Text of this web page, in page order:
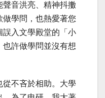
音洪亮、精神抖擻
學問，也熱愛著您
誤入文學殿堂的「小
許做學問並沒有想
從不吝於相助。大學